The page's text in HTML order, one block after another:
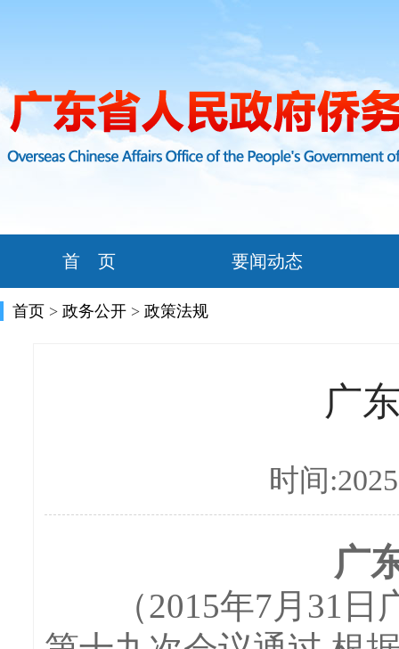
首 页 要闻动态
首页 > 政务公开 > 政策法规
广
时间
广
（2015年7月31日